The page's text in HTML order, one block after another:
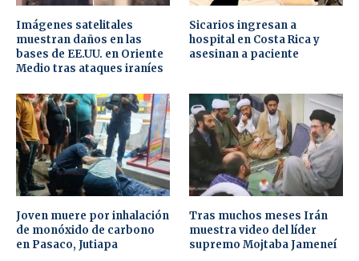
Imágenes satelitales
muestran daños en las
bases de EE.UU. en Oriente
Medio tras ataques iraníes
Sicarios ingresan a
hospital en Costa Rica y
asesinan a paciente
Joven muere por inhalación
de monóxido de carbono
en Pasaco, Jutiapa
Tras muchos meses Irán
muestra video del líder
supremo Mojtaba Jameneí